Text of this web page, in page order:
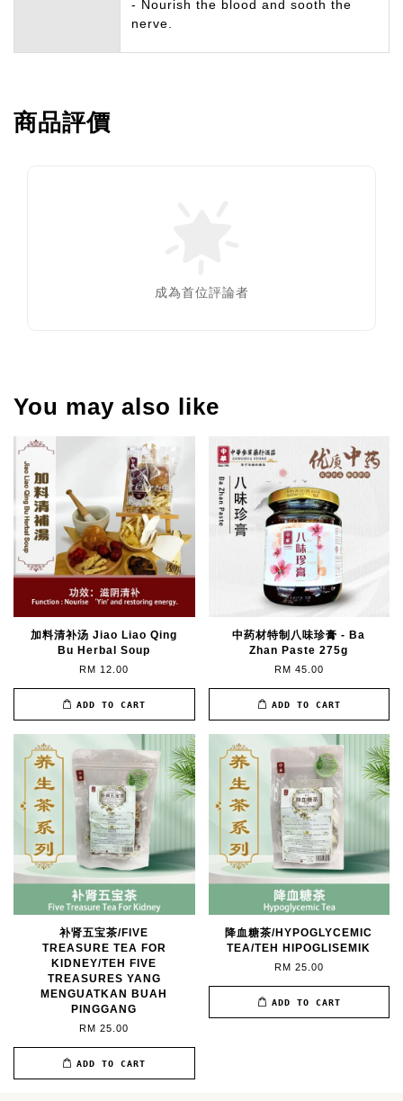
- Nourish the blood and sooth the
nerve.
商品評價
成為首位評論者
You may also like
加料清补汤 Jiao Liao Qing
Bu Herbal Soup
RM 12.00
ADD TO CART
中药材特制八味珍膏 - Ba
Zhan Paste 275g
RM 45.00
ADD TO CART
补肾五宝茶/FIVE
TREASURE TEA FOR
KIDNEY/TEH FIVE
TREASURES YANG
MENGUATKAN BUAH
PINGGANG
RM 25.00
ADD TO CART
降血糖茶/HYPOGLYCEMIC
TEA/TEH HIPOGLISEMIK
RM 25.00
ADD TO CART